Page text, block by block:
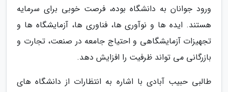
ورود جوانان به دانشگاه بوده، فرصت خوبی برای سرمایه
هستند. ایده ها و نوآوری ها، فناوری ها، آزمایشگاه ها و
تجهیزات آزمایشگاهی و احتیاج جامعه در صنعت، تجارت و
بازرگانی می تواند ظرفیت را افزایش دهد.
طالبی حبیب آبادی با اشاره به انتظارات از دانشگاه های